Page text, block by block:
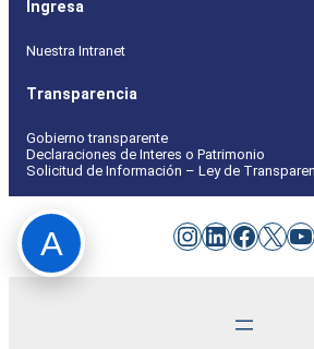
Ingresa
Nuestra Intranet
Transparencia
Gobierno transparente
Declaraciones de Interes o Patrimonio
Solicitud de Información – Ley de
Instagram
LinkedIn
X
A